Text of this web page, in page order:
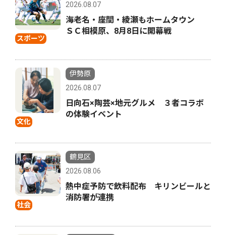
スポーツ
2026.08.07
海老名・座間・綾瀬もホームタウン
ＳＣ相模原、8月8日に開幕戦
文化
伊勢原
2026.08.07
日向石×陶芸×地元グルメ ３者コラボ
の体験イベント
社会
鶴見区
2026.08.06
熱中症予防で飲料配布 キリンビールと
消防署が連携